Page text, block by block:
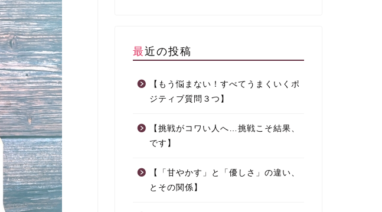
最近の投稿
【もう悩まない！すべてうまくいくポ
ジティブ質問３つ】
【挑戦がコワい人へ…挑戦こそ結果、
です】
【「甘やかす」と「優しさ」の違い、
とその関係】